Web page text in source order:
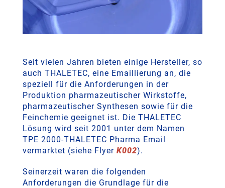
Seit vielen Jahren bieten einige Hersteller, so
auch THALETEC, eine Emaillierung an, die
speziell für die Anforderungen in der
Produktion pharmazeutischer Wirkstoffe,
pharmazeutischer Synthesen sowie für die
Feinchemie geeignet ist. Die THALETEC
Lösung wird seit 2001 unter dem Namen
TPE 2000-THALETEC Pharma Email
vermarktet (siehe Flyer K002).
Seinerzeit waren die folgenden
Anforderungen die Grundlage für die